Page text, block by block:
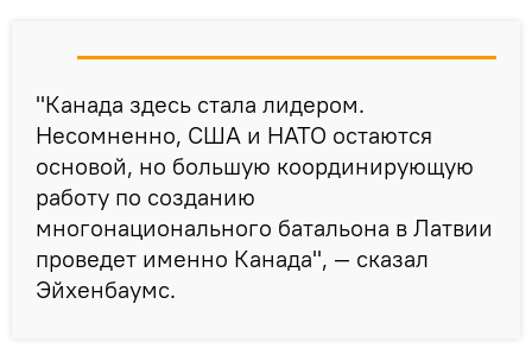
"Канада здесь стала лидером.
Несомненно, США и НАТО остаются
основой, но большую координирующую
работу по созданию
многонационального батальона в Латвии
проведет именно Канада", — сказал
Эйхенбаумс.